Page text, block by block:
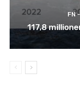
FN
117,8